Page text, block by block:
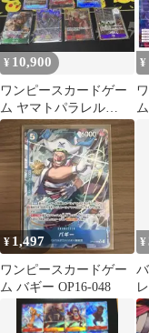
¥ 10,900
ワンピースカードゲー
ム ヤマトパラレル
OP16-098
¥
¥ 1,497
ワンピースカードゲー
ム バギー OP16-048
¥